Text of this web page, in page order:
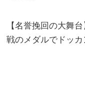
【名誉挽回の大舞
戦のメダルでドッカ